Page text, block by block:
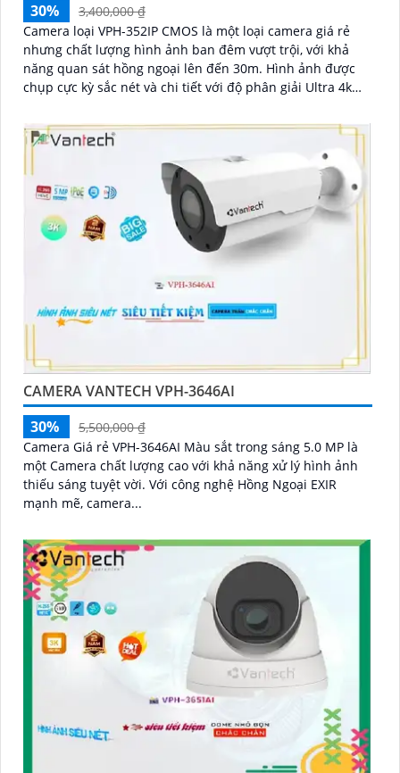
30%
3,400,000 ₫
Camera loại VPH-352IP CMOS là một loại camera giá rẻ
nhưng chất lượng hình ảnh ban đêm vượt trội, với khả
năng quan sát hồng ngoại lên đến 30m. Hình ảnh được
chụp cực kỳ sắc nét và chi tiết với độ phân giải Ultra 4k
CAMERA VANTECH VPH-3646AI
30%
5,500,000 ₫
Camera Giá rẻ VPH-3646AI Màu sắt trong sáng 5.0 MP là
một Camera chất lượng cao với khả năng xử lý hình ảnh
thiếu sáng tuyệt vời. Với công nghệ Hồng Ngoại EXIR
mạnh mẽ, camera...